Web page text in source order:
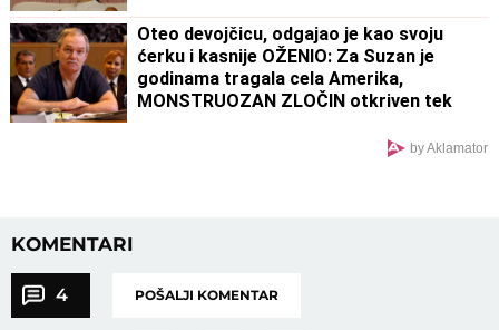
Oteo devojčicu, odgajao je kao svoju
ćerku i kasnije OŽENIO: Za Suzan je
godinama tragala cela Amerika,
MONSTRUOZAN ZLOČIN otkriven tek
by Aklamator
KOMENTARI
4 POŠALJI KOMENTAR